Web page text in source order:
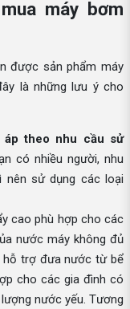
máy bơm
được sản phẩm máy
là những lưu ý cho
theo nhu cầu sử
có nhiều người, nhu
nên sử dụng các loại
cao phù hợp cho các
nước máy không đủ
hỗ trợ đưa nước từ bể
cho các gia đình có
nước yếu. Tương